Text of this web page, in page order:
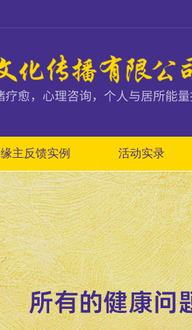
缘主反馈实例 活动实录